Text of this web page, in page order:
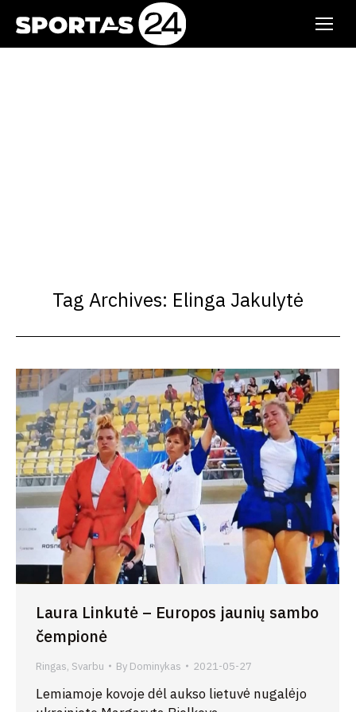
Tag Archives: Elinga Jakulytė
Laura Linkutė – Europos jaunių sambo
čempionė
Ringas, Svarbu By Dominykas 2021-05-27
Lemiamoje kovoje dėl aukso lietuvė nugalėjo